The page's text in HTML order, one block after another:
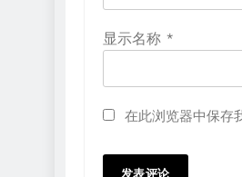
显示名称 *
在此浏览器中保存